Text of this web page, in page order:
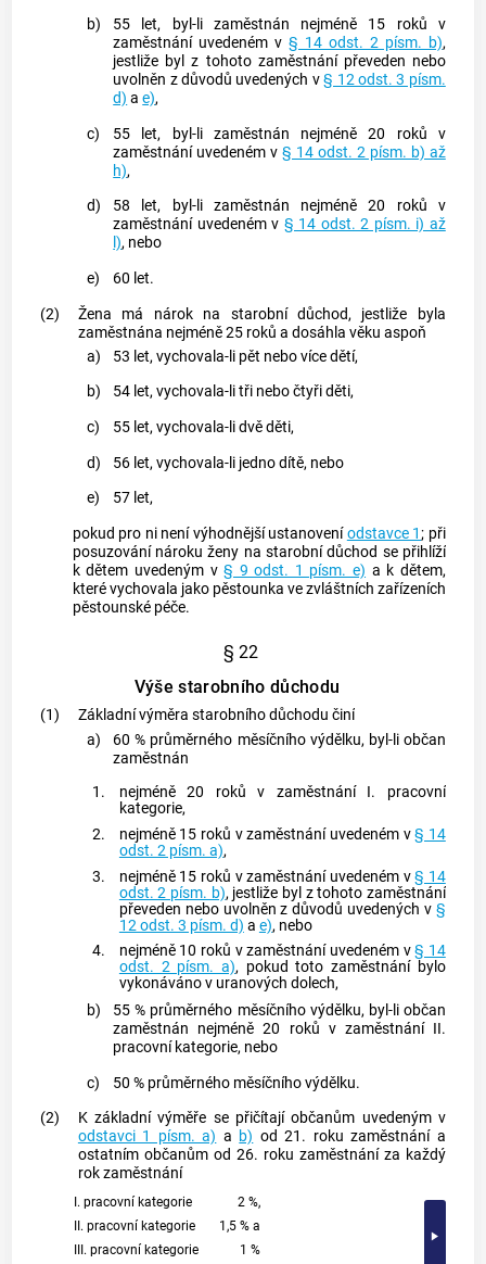
b)
55 let, byl-li zaměstnán nejméně 15 roků v
zaměstnání uvedeném v§ 14 odst. 2 písm. b),
jestliže byl z tohoto zaměstnání převeden nebo
uvolněn z důvodů uvedených v§ 12 odst. 3 písm.
d) ae),
c)
55 let, byl-li zaměstnán nejméně 20 roků v
zaměstnání uvedeném v§ 14 odst. 2 písm. b) až
h),
d)
58 let, byl-li zaměstnán nejméně 20 roků v
zaměstnání uvedeném v § 14 odst. 2 písm. i) až
l), nebo
e)
60 let.
(2)
Žena má nárok na starobní důchod, jestliže byla
zaměstnána nejméně 25 roků a dosáhla věku aspoň
a)
53 let, vychovala-li pět nebo více dětí,
b)
54 let, vychovala-li tři nebo čtyři děti,
c)
55 let, vychovala-li dvě děti,
d)
56 let, vychovala-li jedno dítě, nebo
e)
57 let,
pokud pro ni není výhodnější ustanoveníodstavce 1; při
posuzování nároku ženy na starobní důchod se přihlíží
k dětem uvedeným v§ 9 odst. 1 písm. e) a k dětem,
které vychovala jako pěstounka ve zvláštních zařízeních
pěstounské péče.
§ 22
Výše starobního důchodu
(1)
Základní výměra starobního důchodu činí
a)
60 % průměrného měsíčního výdělku, byl-li občan
zaměstnán
1.
nejméně 20 roků v zaměstnání I. pracovní
kategorie,
2.
nejméně 15 roků v zaměstnání uvedeném v§ 14
odst. 2 písm. a),
3.
nejméně 15 roků v zaměstnání uvedeném v§ 14
odst. 2 písm. b), jestliže byl z tohoto zaměstnání
převeden nebo uvolněn z důvodů uvedených v §
12 odst. 3 písm. d) a e), nebo
4.
nejméně 10 roků v zaměstnání uvedeném v§ 14
odst. 2 písm. a), pokud toto zaměstnání bylo
vykonáváno v uranových dolech,
b)
55 % průměrného měsíčního výdělku, byl-li občan
zaměstnán nejméně 20 roků v zaměstnání II.
pracovní kategorie, nebo
c)
50 % průměrného měsíčního výdělku.
(2)
K základní výměře se přičítají občanům uvedeným v
odstavci 1 písm. a) a b) od 21. roku zaměstnání a
ostatním občanům od 26. roku zaměstnání za každý
rok zaměstnání
I. pracovní kategorie
2 %,
II. pracovní kategorie
1,5 % a
III. pracovní kategorie
1 %